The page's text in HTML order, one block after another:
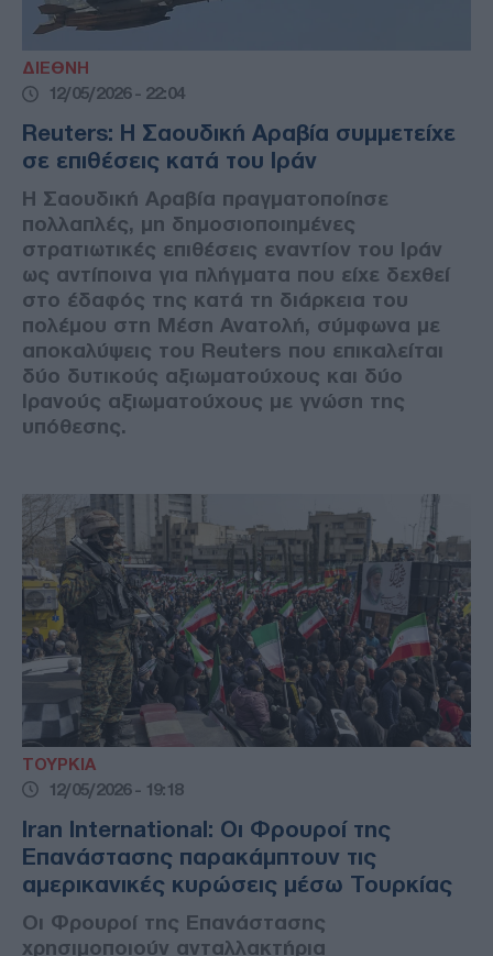
ΔΙΕΘΝΗ
12/05/2026 - 22:04
Reuters: Η Σαουδική Αραβία συμμετείχε
σε επιθέσεις κατά του Ιράν
Η Σαουδική Αραβία πραγματοποίησε
πολλαπλές, μη δημοσιοποιημένες
στρατιωτικές επιθέσεις εναντίον του Ιράν
ως αντίποινα για πλήγματα που είχε δεχθεί
στο έδαφός της κατά τη διάρκεια του
πολέμου στη Μέση Ανατολή, σύμφωνα με
αποκαλύψεις του Reuters που επικαλείται
δύο δυτικούς αξιωματούχους και δύο
Ιρανούς αξιωματούχους με γνώση της
υπόθεσης.
ΤΟΥΡΚΙΑ
12/05/2026 - 19:18
Iran International: Οι Φρουροί της
Επανάστασης παρακάμπτουν τις
αμερικανικές κυρώσεις μέσω Τουρκίας
Οι Φρουροί της Επανάστασης
χρησιμοποιούν ανταλλακτήρια